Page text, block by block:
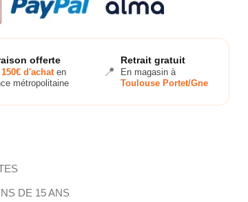
offerte
150€ d'achaten
métropolitaine
📍
Retrait gratuit
En magasin à
Toulouse Portet/Gne
DE 15 ANS